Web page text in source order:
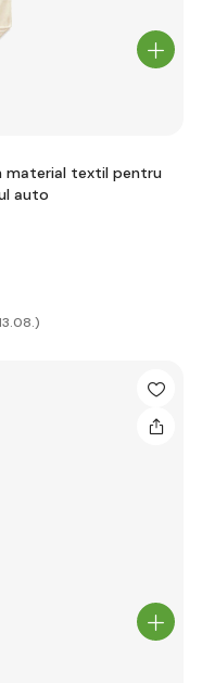
material textil pentru
auto